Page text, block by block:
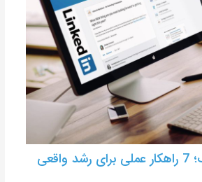
لینکدین مارکتینگ؛ 7 راهکار عملی برای رشد واقعی